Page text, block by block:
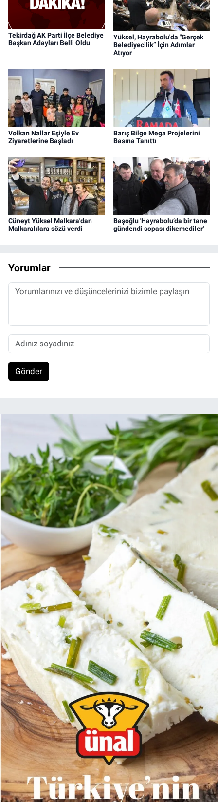
Tekirdağ AK Parti İlçe Belediye
Başkan Adayları Belli Oldu
Yüksel, Hayrabolu'da "Gerçek
Belediyecilik” İçin Adımlar
Atıyor
Volkan Nallar Eşiyle Ev
Ziyaretlerine Başladı
Barış Bilge Mega Projelerini
Basına Tanıttı
Cüneyt Yüksel Malkara'dan
Malkaralılara sözü verdi
Başoğlu 'Hayrabolu’da bir tane
gündendi sopası dikemediler'
Yorumlar
Gönder